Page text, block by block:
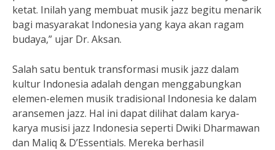
ketat. Inilah yang membuat musik jazz begitu menarik
bagi masyarakat Indonesia yang kaya akan ragam
budaya,” ujar Dr. Aksan.
Salah satu bentuk transformasi musik jazz dalam
kultur Indonesia adalah dengan menggabungkan
elemen-elemen musik tradisional Indonesia ke dalam
aransemen jazz. Hal ini dapat dilihat dalam karya-
karya musisi jazz Indonesia seperti Dwiki Dharmawan
dan Maliq & D’Essentials. Mereka berhasil